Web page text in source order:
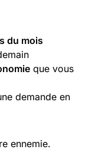
du mois
que vous
demande en
ennemie.